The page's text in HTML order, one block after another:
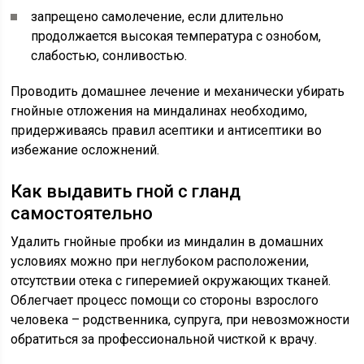
запрещено самолечение, если длительно
продолжается высокая температура с ознобом,
слабостью, сонливостью.
Проводить домашнее лечение и механически убирать
гнойные отложения на миндалинах необходимо,
придерживаясь правил асептики и антисептики во
избежание осложнений.
Как выдавить гной с гланд
самостоятельно
Удалить гнойные пробки из миндалин в домашних
условиях можно при неглубоком расположении,
отсутствии отека с гиперемией окружающих тканей.
Облегчает процесс помощи со стороны взрослого
человека – родственника, супруга, при невозможности
обратиться за профессиональной чисткой к врачу.